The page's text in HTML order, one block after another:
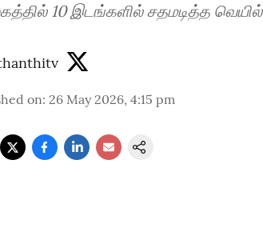
10 இடங்களில் சதமடித்த வெயில்
on: 26 May 2026, 4:15 pm